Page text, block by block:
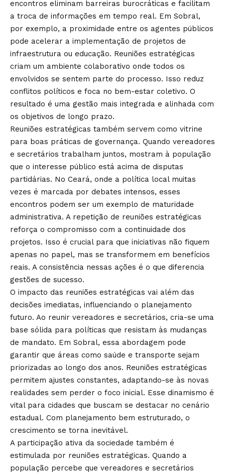
encontros eliminam barreiras burocráticas e facilitam
a troca de informações em tempo real. Em Sobral,
por exemplo, a proximidade entre os agentes públicos
pode acelerar a implementação de projetos de
infraestrutura ou educação. Reuniões estratégicas
criam um ambiente colaborativo onde todos os
envolvidos se sentem parte do processo. Isso reduz
conflitos políticos e foca no bem-estar coletivo. O
resultado é uma gestão mais integrada e alinhada com
os objetivos de longo prazo.
Reuniões estratégicas também servem como vitrine
para boas práticas de governança. Quando vereadores
e secretários trabalham juntos, mostram à população
que o interesse público está acima de disputas
partidárias. No Ceará, onde a política local muitas
vezes é marcada por debates intensos, esses
encontros podem ser um exemplo de maturidade
administrativa. A repetição de reuniões estratégicas
reforça o compromisso com a continuidade dos
projetos. Isso é crucial para que iniciativas não fiquem
apenas no papel, mas se transformem em benefícios
reais. A consistência nessas ações é o que diferencia
gestões de sucesso.
O impacto das reuniões estratégicas vai além das
decisões imediatas, influenciando o planejamento
futuro. Ao reunir vereadores e secretários, cria-se uma
base sólida para políticas que resistam às mudanças
de mandato. Em Sobral, essa abordagem pode
garantir que áreas como saúde e transporte sejam
priorizadas ao longo dos anos. Reuniões estratégicas
permitem ajustes constantes, adaptando-se às novas
realidades sem perder o foco inicial. Esse dinamismo é
vital para cidades que buscam se destacar no cenário
estadual. Com planejamento bem estruturado, o
crescimento se torna inevitável.
A participação ativa da sociedade também é
estimulada por reuniões estratégicas. Quando a
população percebe que vereadores e secretários